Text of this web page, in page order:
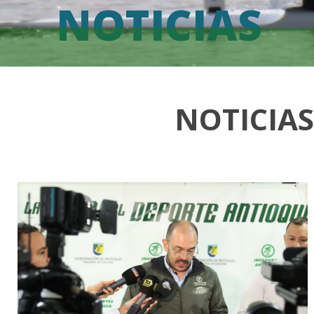
NOTICIAS
NOTICIAS